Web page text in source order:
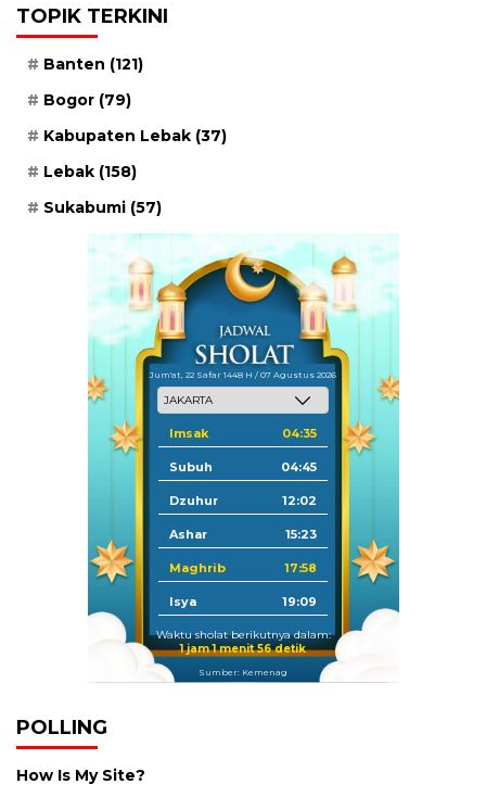
TOPIK TERKINI
Banten (121)
Bogor (79)
Kabupaten Lebak (37)
Lebak (158)
Sukabumi (57)
Jum'at, 22 Safar 1448 H / 07 Agustus 2026
Imsak 04:35
Subuh 04:45
Dzuhur 12:02
Ashar 15:23
Maghrib 17:58
Isya 19:09
Waktu sholat berikutnya dalam:
1 jam 1 menit 55 detik
Sumber: Kemenag
POLLING
How Is My Site?